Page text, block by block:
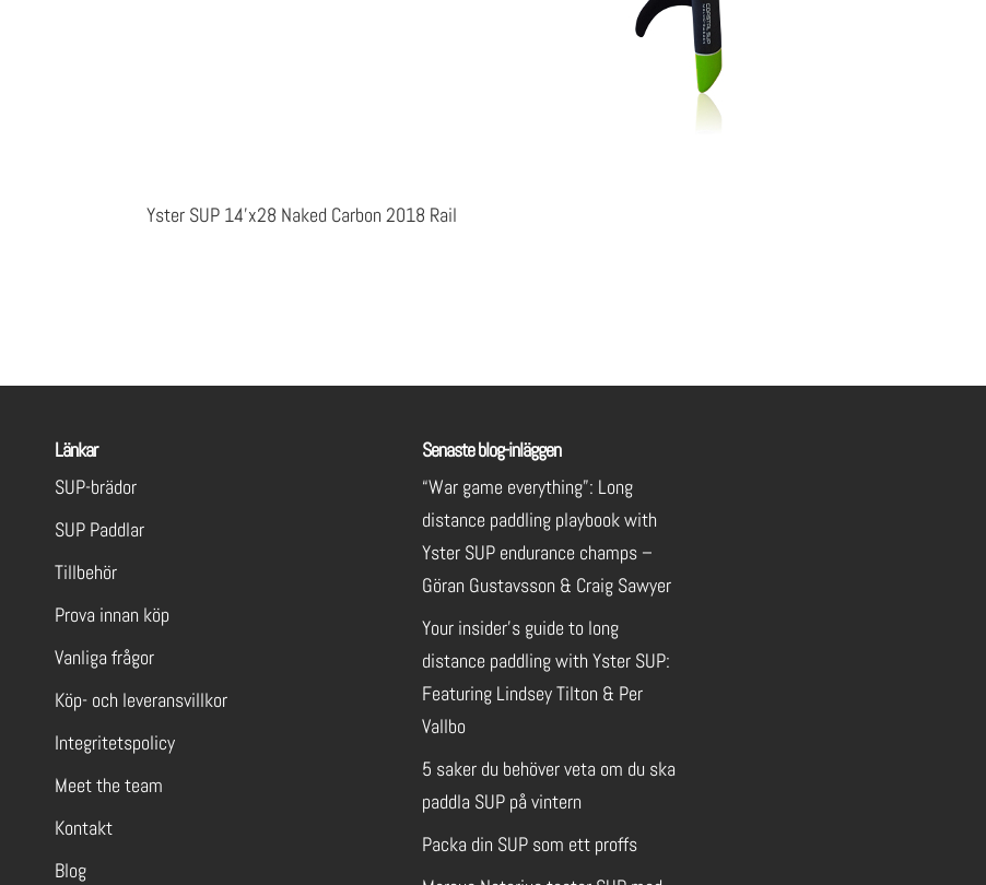
Yster SUP 14’x28 Naked Carbon 2018 Rail
Länkar
SUP-brädor
SUP Paddlar
Tillbehör
Prova innan köp
Vanliga frågor
Köp- och leveransvillkor
Integritetspolicy
Meet the team
Kontakt
Blog
Senaste blog-inläggen
“War game everything”: Long
distance paddling playbook with
Yster SUP endurance champs –
Göran Gustavsson & Craig Sawyer
Your insider’s guide to long
distance paddling with Yster SUP:
Featuring Lindsey Tilton & Per
Vallbo
5 saker du behöver veta om du ska
paddla SUP på vintern
Packa din SUP som ett proffs